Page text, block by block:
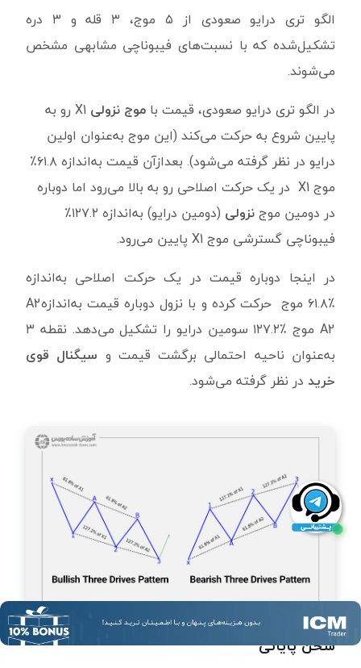
الگو تری درایو صعودی از ۵ موج، ۳ قله و ۳ دره
تشکیل‌شده که با نسبت‌های فیبوناچی مشابهی مشخص
می‌شوند.
در الگو تری درایو صعودی، قیمت با موج نزولی
X1 رو به
پایین شروع به حرکت می‌کند (این موج به‌عنوان اولین
درایو در نظر گرفته می‌شود). بعدازآن قیمت به‌اندازه ۶۱.۸٪
موج X1 در یک حرکت اصلاحی رو به بالا می‌رود اما دوباره
در دومین موجنزولی
(دومین درایو) به‌اندازه ۱۲۷.۲٪
فیبوناچی گسترشی موج X1 پایین می‌رود.
در اینجا دوباره قیمت در یک حرکت اصلاحی به‌اندازه
۶۱.۸٪ موج A2حرکت کرده و با نزول دوباره قیمت به‌اندازه
۱۲۷.۲٪ موجA2 سومین درایو را تشکیل می‌دهد. نقطه ۳
به‌عنوان ناحیه احتمالی برگشت قیمت و سیگنال قوی
خرید در نظر گرفته می‌شود.
سخن پایانی